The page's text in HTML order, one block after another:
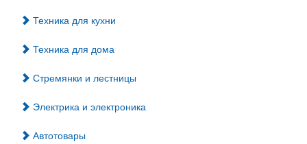
Техника для кухни
Техника для дома
Стремянки и лестницы
Электрика и электроника
Автотовары